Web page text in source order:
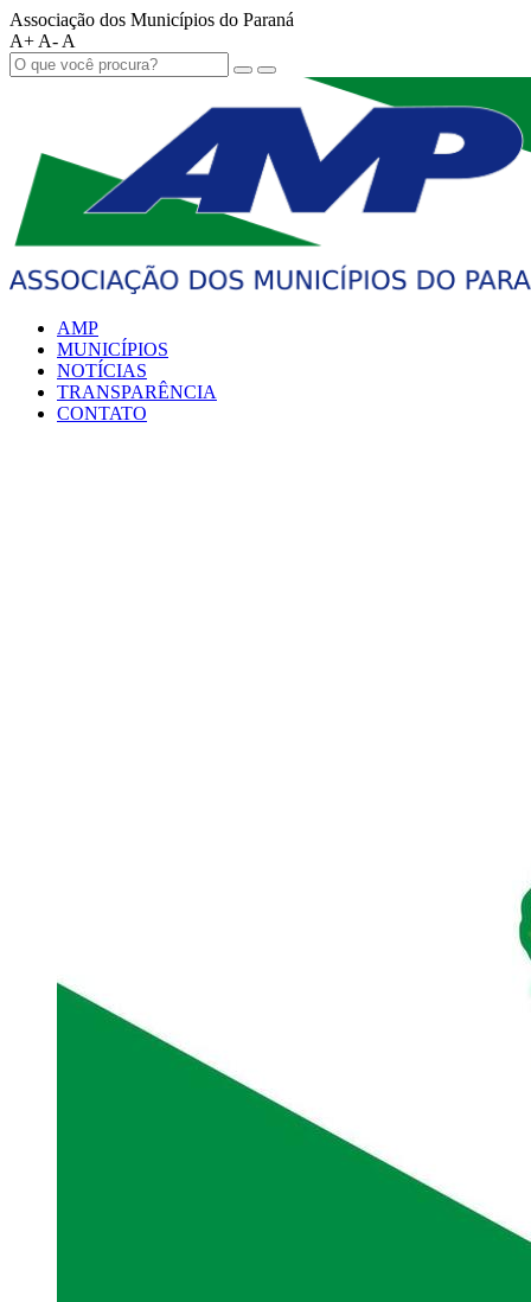
Associação dos Municípios do Paraná
A+ A- A
AMP
MUNICÍPIOS
NOTÍCIAS
TRANSPARÊNCIA
CONTATO